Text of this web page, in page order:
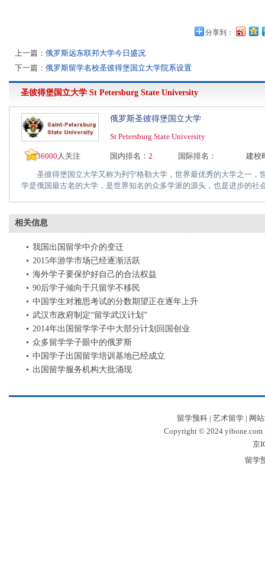
分享到：
上一篇： 俄罗斯远东联邦大学今日盛况
下一篇： 俄罗斯留学名校圣彼得堡国立大学院系设置
圣彼得堡国立大学 St Petersburg State University
俄罗斯圣彼得堡国立大学
St Petersburg State University
36000 人关注 国内排名： 2 国际排名： 建校
圣彼得堡国立大学又称为列宁格勒大学，世界最优秀的大学之一，
学是俄国最古老的大学，是世界知名的众多学派的源头，也是进步的社
相关信息
我国出国留学中介的变迁
2015年游学市场已经逐渐活跃
海外学子要保护好自己的合法权益
90后学子倾向于只留学不移民
中国学生对雅思考试的分数期望正在逐年上升
武汉市政府制定“留学武汉计划”
2014年出国留学学子中大部分计划回国创业
众多留学学子眼中的俄罗斯
中国学子出国留学培训基地已经成立
出国留学服务机构大批涌现
留学预科| 艺术留学| 网
Copyright © 2024 yibone.com
京
留学